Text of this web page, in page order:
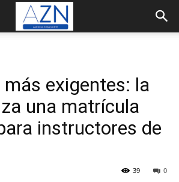
exigentes: la
una matrícula
instructores de
0
39